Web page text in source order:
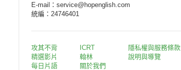
E-mail：service@hopenglish.com
統編：24746401
攻其不背
精選影片
每日片語
ICRT
翰林
關於我們
隱私權與服務條款
說明與導覽